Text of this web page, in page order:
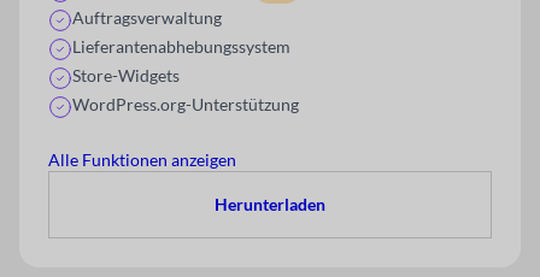
Auftragsverwaltung
Lieferantenabhebungssystem
Store-Widgets
WordPress.org-Unterstützung
Alle Funktionen anzeigen
Herunterladen